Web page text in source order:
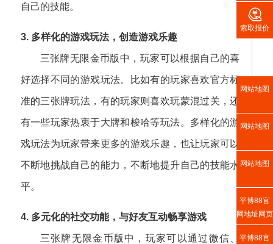
自己的技能。
3. 多样化的游戏玩法，创造游戏乐趣
三张牌无限金币版中，玩家可以根据自己的喜
好选择不同的游戏玩法。比如有的玩家喜欢官方标
准的三张牌玩法，有的玩家则喜欢玩蒙混过关，还
有一些玩家热衷于大牌和梭哈等玩法。多样化的游
戏玩法为玩家带来更多的游戏乐趣，也让玩家可以
不断地挑战自己的能力，不断地提升自己的技能水
平。
4. 多元化的社交功能，与好友互动畅享游戏
三张牌无限金币版中，玩家可以通过微信、

索取报价
网站地图
网站地图
网站地图
平博88官
网地址网页
版
平博88官